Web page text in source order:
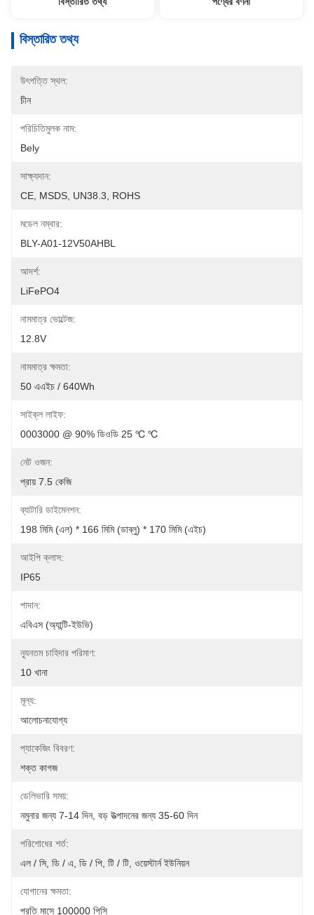
বিস্তারিত তথ্য
উৎপত্তি স্থল:
চীন
পরিচিতিমুলক নাম:
Bely
সাক্ষ্যদান:
CE, MSDS, UN38.3, ROHS
মডেল নম্বার:
BLY-A01-12V50AHBL
আদর্শ:
LiFePO4
নামমাত্র ভোল্টেজ:
12.8V
নামমাত্র ক্ষমতা:
50 এএইচ / 640Wh
সাইক্ল লাইফ:
0003000 @ 90% ডিওডি 25 ℃ ℃
নেট ওজন:
প্রায় 7.5 কেজি
ব্যাটারি ডাইমেনশন:
198 মিমি (এল) * 166 মিমি (ডাব্লু) * 170 মিমি (এইচ)
আইপি ক্লাস:
IP65
পাদান:
এবিএস (অ্যান্টি-ইউভি)
ন্যূনতম চাহিদার পরিমাণ:
10 খানা
মূল্য:
আলোচনাযোগ্য
প্যাকেজিং বিবরণ:
শক্ত কাগজ
ডেলিভারি সময়:
নমুনার জন্য 7-14 দিন, বড় উত্পাদনের জন্য 35-60 দিন
পরিশোধের শর্ত:
এল / সি, ডি / এ, ডি / পি, টি / টি, ওয়েস্টার্ন ইউনিয়ন
যোগানের ক্ষমতা:
প্রতি মাসে 100000 পিসি